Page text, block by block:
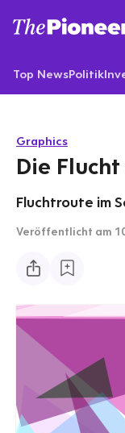
Top NewsPolitik
Graphics
Die
Fluchtroute im
Veröffentlicht am